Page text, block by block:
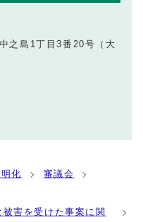
之島1丁目3番20号（大
化
審議会
害を受けた事案に関